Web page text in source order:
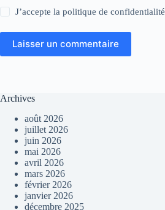
J’accepte lapolitique de confidentialité
Laisser un commentaire
Archives
août 2026
juillet 2026
juin 2026
mai 2026
avril 2026
mars 2026
février 2026
janvier 2026
décembre 2025